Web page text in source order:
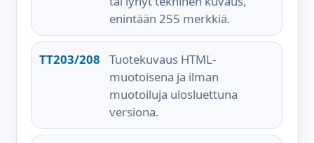
enintään 255 merkkiä.
TT203/208
Tuotekuvaus HTML-
muotoisena ja ilman
muotoiluja ulosluettuna
versiona.